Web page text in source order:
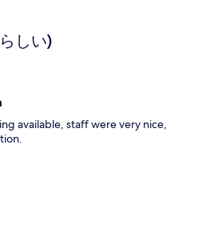
しい)
available, staff were very nice,